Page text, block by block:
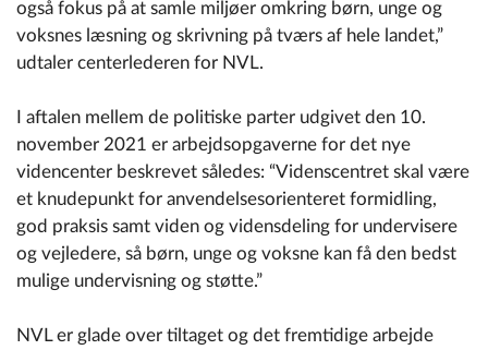
også fokus på at samle miljøer omkring børn, unge og
voksnes læsning og skrivning på tværs af hele landet,”
udtaler centerlederen for NVL.
I aftalen mellem de politiske parter udgivet den 10.
november 2021 er arbejdsopgaverne for det nye
videncenter beskrevet således: “Videnscentret skal være
et knudepunkt for anvendelsesorienteret formidling,
god praksis samt viden og vidensdeling for undervisere
og vejledere, så børn, unge og voksne kan få den bedst
mulige undervisning og støtte.”
NVL er glade over tiltaget og det fremtidige arbejde